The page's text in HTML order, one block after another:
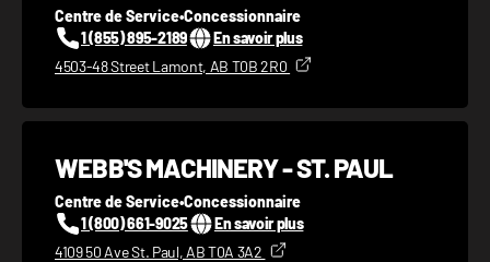
Centre de Service•Concessionnaire
1 (855) 895-2189
En savoir plus
4503-48 Street Lamont, AB T0B 2R0
WEBB'S MACHINERY - ST. PAUL
Centre de Service•Concessionnaire
1 (800) 661-9025
En savoir plus
4109 50 Ave St. Paul, AB T0A 3A2